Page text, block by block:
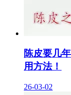
陈皮要几
用方法！
26-03-02